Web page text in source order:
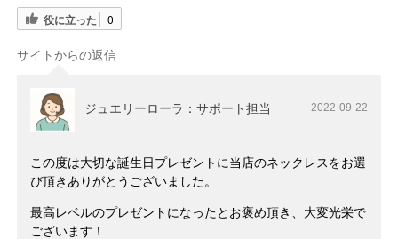
役に立った 0
サイトからの返信
ジュエリーローラ：サポート担当 2022-09-22
この度は大切な誕生日プレゼントに当店のネックレスをお選
び頂きありがとうございました。
最高レベルのプレゼントになったとお褒め頂き、大変光栄で
ございます！